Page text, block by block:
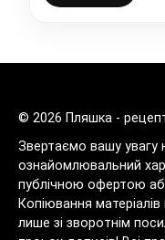
© 2026 Пляшка -
Звертаємо вашу увагу
ознайомлювальний
публічною офертою
Копіювання
лише зі зворотнім